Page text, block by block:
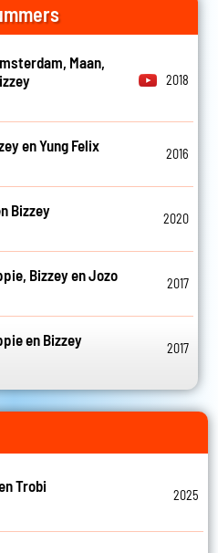
Maan,
2018
en Yung Felix
2016
Bizzey
2020
Bizzey en Jozo
2017
en Bizzey
2017
Trobi
2025